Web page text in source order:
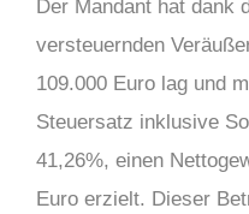
Der Mandant hat dank
versteuernden
109.000 Euro lag und
Steuersatz inklusive
41,26%, einen
Euro erzielt. Dieser